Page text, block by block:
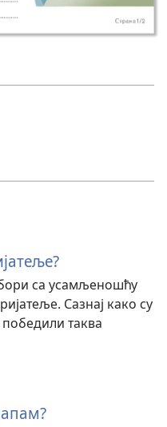
са усамљеношћу
Сазнај како су
таква